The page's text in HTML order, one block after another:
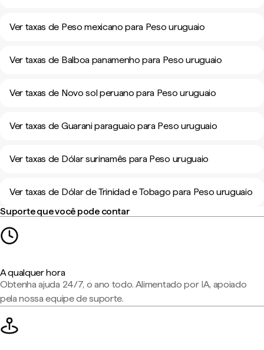
Ver taxas de Peso mexicano para Peso uruguaio
Ver taxas de Balboa panamenho para Peso uruguaio
Ver taxas de Novo sol peruano para Peso uruguaio
Ver taxas de Guarani paraguaio para Peso uruguaio
Ver taxas de Dólar surinamês para Peso uruguaio
Ver taxas de Dólar de Trinidad e Tobago para Peso uruguaio
Suporte que você pode contar
A qualquer hora
Obtenha ajuda 24/7, o ano todo. Alimentado por IA, apoiado
pela nossa equipe de suporte.